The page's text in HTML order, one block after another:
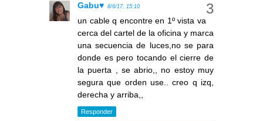
Gabu♥ 8/6/17, 15:10
un cable q encontre en 1º vista va
cerca del cartel de la oficina y marca
una secuencia de luces,no se para
donde es pero tocando el cierre de
la puerta , se abrio,, no estoy muy
segura que orden use.. creo q izq,
derecha y arriba,,
Responder